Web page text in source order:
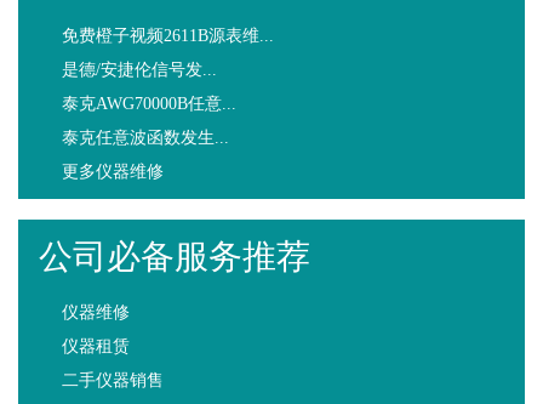
免费橙子视频2611B源表维...
是德/安捷伦信号发...
泰克AWG70000B任意...
泰克任意波函数发生...
更多仪器维修
公司必备服务推荐
仪器维修
仪器租赁
二手仪器销售